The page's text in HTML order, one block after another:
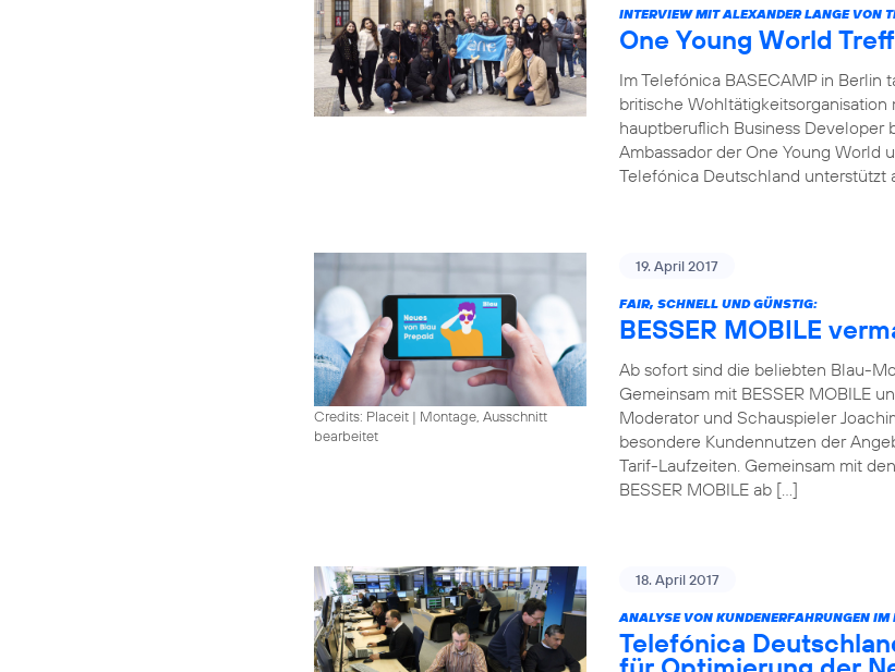
INTERVIEW MIT ALEXANDER LANGE VON
One Young World
Im Telefónica BASECAMP in
britische Wohltätigkeitsorganisation
hauptberuflich Business Developer
Ambassador der One Young World
Telefónica Deutschland unterstützt
Credits: Placeit | Montage, Ausschnitt
bearbeitet
19. April 2017
FAIR, SCHNELL UND GÜNSTIG:
BESSER MOBILE
Ab sofort sind die beliebten Blau-
Gemeinsam mit BESSER MOBILE
Moderator und Schauspieler
besondere Kundennutzen der
Tarif-Laufzeiten. Gemeinsam mit
BESSER MOBILE ab […]
18. April 2017
ANALYSE VON KUNDENERFAHRUNGEN
Telefónica